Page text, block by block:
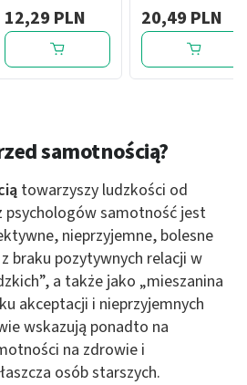
12,29 PLN 20,49 PLN
samotnością?
towarzyszy ludzkości od
psychologów samotność jest
nieprzyjemne, bolesne
braku pozytywnych relacji w
a także jako „mieszanina
akceptacji i nieprzyjemnych
wskazują ponadto na
na zdrowie i
osób starszych.